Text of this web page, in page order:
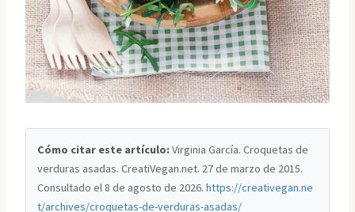
Cómo citar este artículo: Virginia García. Croquetas de
verduras asadas. CreatiVegan.net. 27 de marzo de 2015.
Consultado el 8 de agosto de 2026.https://creativegan.ne
t/archives/croquetas-de-verduras-asadas/